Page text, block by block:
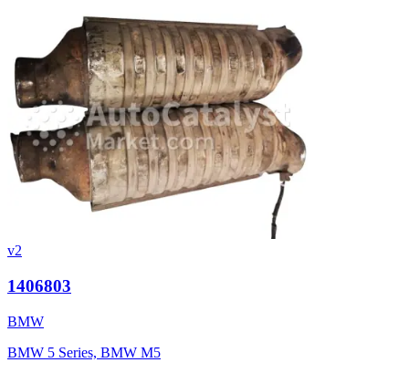
v2
1406803
BMW
BMW 5 Series, BMW M5